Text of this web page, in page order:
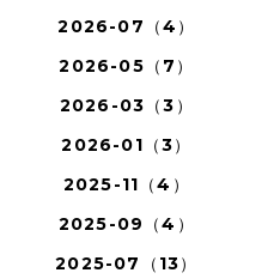
2026-07（4）
2026-05（7）
2026-03（3）
2026-01（3）
2025-11（4）
2025-09（4）
2025-07（13）